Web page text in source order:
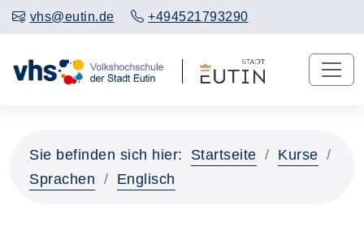
vhs@eutin.de +494521793290
Sie befinden sich hier: Startseite
Kurse
Sprachen
Englisch